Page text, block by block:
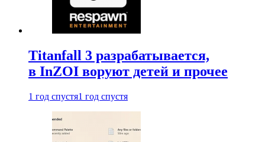
Titanfall 3 разрабатывается,
в InZOI воруют детей и прочее
1 год спустя1 год спустя